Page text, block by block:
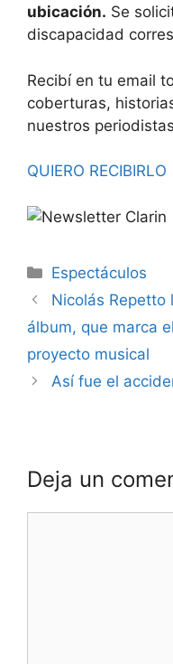
ubicación. Se
discapacidad
Recibí en tu email
coberturas,
nuestros
QUIERO RECIBIRLO
Espectáculos
Nicolás Repetto
álbum, que marca
proyecto musical
Así fue el
Deja un